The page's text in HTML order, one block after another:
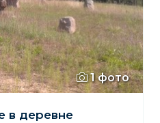
1 фото
в деревне